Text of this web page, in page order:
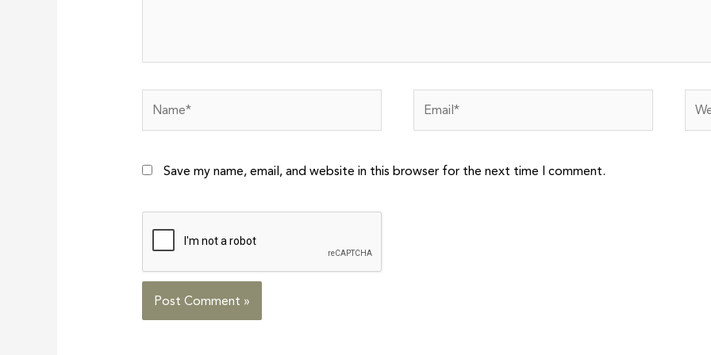
Save my name, email, and website in this browser for the next time I comment.